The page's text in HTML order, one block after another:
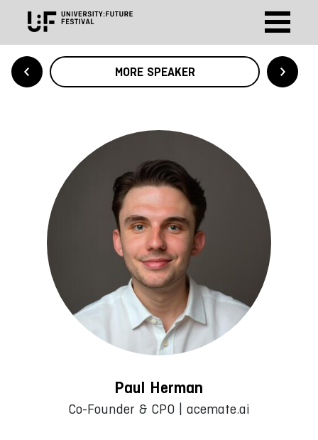
MORE SPEAKER
Paul Herman
Co-Founder & CPO | acemate.ai